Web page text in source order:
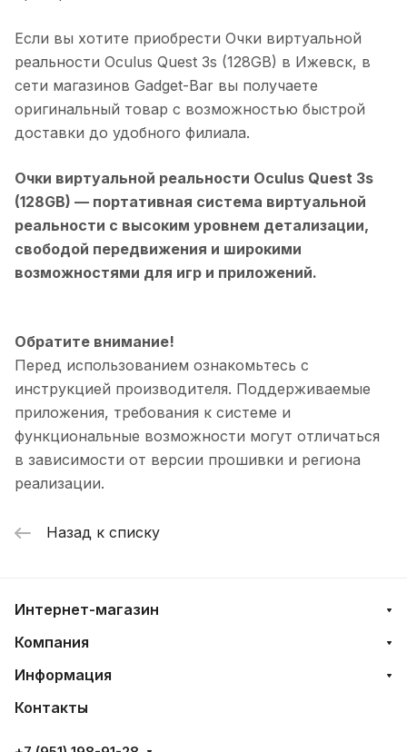
Если вы хотите приобрести Очки виртуальной
реальности Oculus Quest 3s (128GB) в Ижевск, в
сети магазинов Gadget-Bar вы получаете
оригинальный товар с возможностью быстрой
доставки до удобного филиала.
Очки виртуальной реальности Oculus Quest 3s
(128GB) — портативная система виртуальной
реальности с высоким уровнем детализации,
свободой передвижения и широкими
возможностями для игр и приложений.
Обратите внимание!
Перед использованием ознакомьтесь с
инструкцией производителя. Поддерживаемые
приложения, требования к системе и
функциональные возможности могут отличаться
в зависимости от версии прошивки и региона
реализации.
Назад к списку
Интернет-магазин
Компания
Информация
Контакты